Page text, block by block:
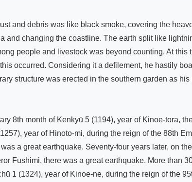
and changing the coastline. The earth split like
people and livestock was beyond counting. At
occurred. Considering it a defilement, he hastily
structure was erected in the southern garden as
8th month of Kenkyū 5 (1194), year of Kinoe-tora,
year of Hinoto-mi, during the reign of the 88th
a great earthquake. Seventy-four years later, on
Fushimi, there was a great earthquake. More than
1 (1324), year of Kinoe-ne, during the reign of the